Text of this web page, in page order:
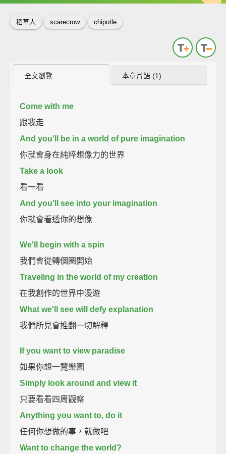
稻草人 scarecrow chipotle
全文瀏覽 本章片語 (1)
Come with me
跟我走
And you'll be in a world of pure imagination
你就會身在純粹想像力的世界
Take a look
看一看
And you'll see into your imagination
你就會看透你的想像
We'll begin with a spin
我們會從轉個圈開始
Traveling in the world of my creation
在我創作的世界中漫遊
What we'll see will defy explanation
我們所見會推翻一切解釋
If you want to view paradise
如果你想一覽樂園
Simply look around and view it
只要看看四周觀察
Anything you want to, do it
任何你想做的事，就做吧
Want to change the world?